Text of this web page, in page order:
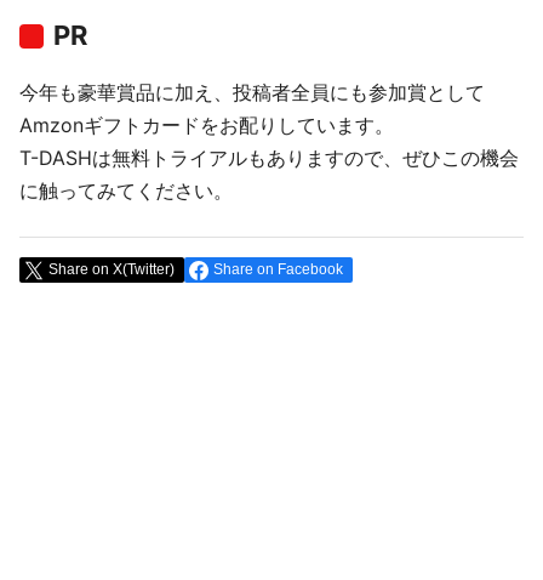
PR
今年も豪華賞品に加え、投稿者全員にも参加賞として
Amzonギフトカードをお配りしています。
T-DASHは無料トライアルもありますので、ぜひこの機会
に触ってみてください。
Share on X(Twitter) Share on Facebook